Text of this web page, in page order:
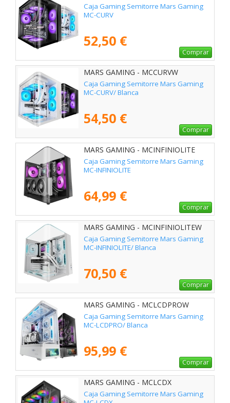
Caja Gaming Semitorre Mars Gaming
MC-CURV
52,50 €
Comprar
MARS GAMING - MCCURVW
Caja Gaming Semitorre Mars Gaming
MC-CURV/ Blanca
54,50 €
Comprar
MARS GAMING - MCINFINIOLITE
Caja Gaming Semitorre Mars Gaming
MC-INFINIOLITE
64,99 €
Comprar
MARS GAMING - MCINFINIOLITEW
Caja Gaming Semitorre Mars Gaming
MC-INFINIOLITE/ Blanca
70,50 €
Comprar
MARS GAMING - MCLCDPROW
Caja Gaming Semitorre Mars Gaming
MC-LCDPRO/ Blanca
95,99 €
Comprar
MARS GAMING - MCLCDX
Caja Gaming Semitorre Mars Gaming